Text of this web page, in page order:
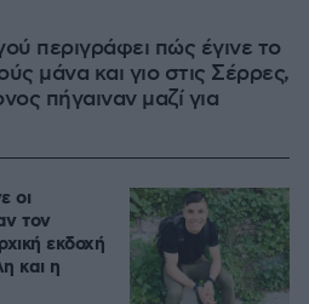
περιγράφει πώς έγινε το
μάνα και γιο στις Σέρρες,
πήγαιναν μαζί για
οι
τον
εκδοχή
και η